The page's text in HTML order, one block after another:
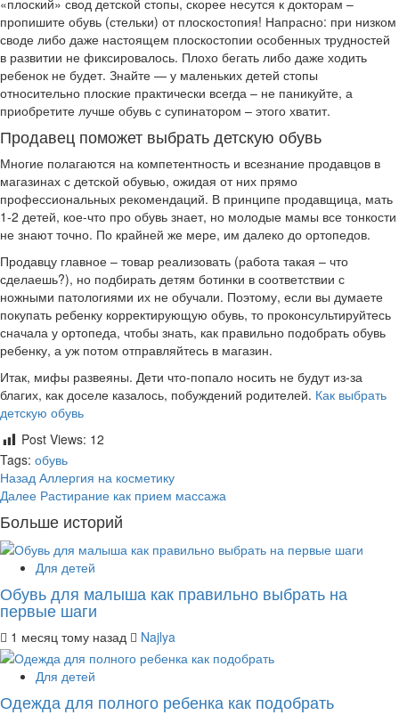
«плоский» свод детской стопы, скорее несутся к докторам –
пропишите обувь (стельки) от плоскостопия! Напрасно: при низком
своде либо даже настоящем плоскостопии особенных трудностей
в развитии не фиксировалось. Плохо бегать либо даже ходить
ребенок не будет. Знайте — у маленьких детей стопы
относительно плоские практически всегда – не паникуйте, а
приобретите лучше обувь с супинатором – этого хватит.
Продавец поможет выбрать детскую обувь
Многие полагаются на компетентность и всезнание продавцов в
магазинах с детской обувью, ожидая от них прямо
профессиональных рекомендаций. В принципе продавщица, мать
1-2 детей, кое-что про обувь знает, но молодые мамы все тонкости
не знают точно. По крайней же мере, им далеко до ортопедов.
Продавцу главное – товар реализовать (работа такая – что
сделаешь?), но подбирать детям ботинки в соответствии с
ножными патологиями их не обучали. Поэтому, если вы думаете
покупать ребенку корректирующую обувь, то проконсультируйтесь
сначала у ортопеда, чтобы знать, как правильно подобрать обувь
ребенку, а уж потом отправляйтесь в магазин.
Итак, мифы развеяны. Дети что-попало носить не будут из-за
благих, как доселе казалось, побуждений родителей. Как выбрать
детскую обувь
Post Views: 12
Tags: обувь
Post
navigation
Назад Аллергия на косметику
Далее Растирание как прием массажа
Больше историй
Для детей
Обувь для малыша как правильно выбрать на
первые шаги
1 месяц тому назад Najlya
Для детей
Одежда для полного ребенка как подобрать